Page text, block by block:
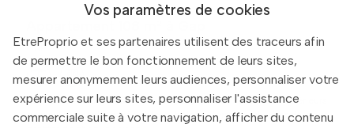
GAP
Un vaste salon-séjour prolongé par des espaces extérieurs
particulièrement appréciables : balcon, terrasse et véranda pour
Vos paramètres de cookies
EtreProprio et ses partenaires utilisent des traceurs afin
de permettre le bon fonctionnement de leurs sites,
mesurer anonymement leurs audiences, personnaliser votre
expérience sur leurs sites, personnaliser l'assistance
commerciale suite à votre navigation, afficher du contenu